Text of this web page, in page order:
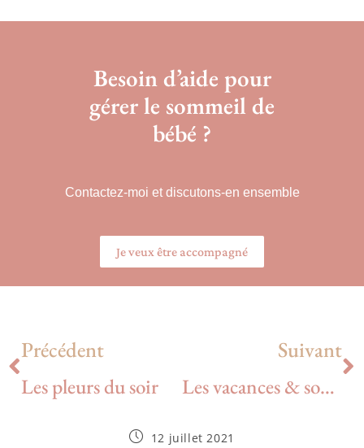
Besoin d’aide pour
gérer le sommeil de
bébé ?
Contactez-moi et discutons-en ensemble
Je veux être accompagné
Précédent
Les pleurs du soir
Suivant
Les vacances & sommeil -part 2
12 juillet 2021